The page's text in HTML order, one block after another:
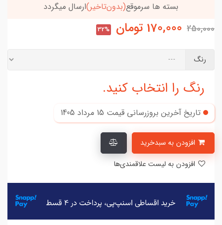
بسته ها سرموقع(بدون‌تاخیر)ارسال میگردد
250,000
170,000 تومان 32%
رنگ
رنگ را انتخاب کنید.
تاریخ آخرین بروزرسانی قیمت 15 مرداد 1405